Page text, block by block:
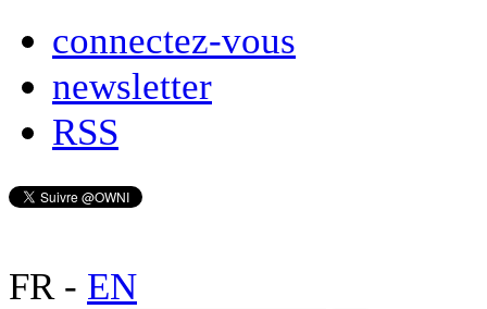
connectez-vous
newsletter
RSS
FR- EN